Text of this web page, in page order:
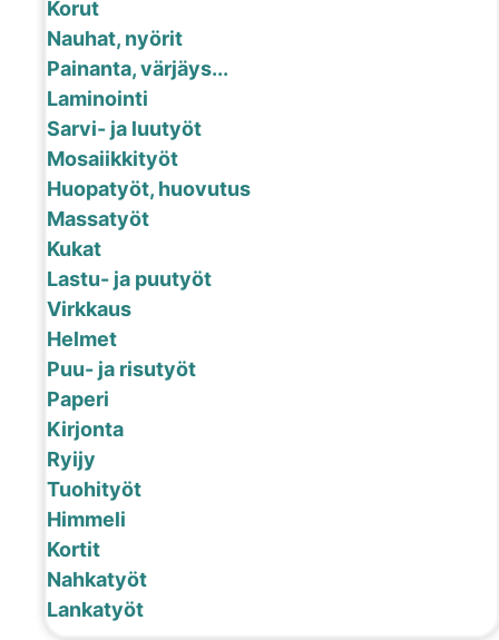
Korut
Nauhat, nyörit
Painanta, värjäys...
Laminointi
Sarvi- ja luutyöt
Mosaiikkityöt
Huopatyöt, huovutus
Massatyöt
Kukat
Lastu- ja puutyöt
Virkkaus
Helmet
Puu- ja risutyöt
Paperi
Kirjonta
Ryijy
Tuohityöt
Himmeli
Kortit
Nahkatyöt
Lankatyöt